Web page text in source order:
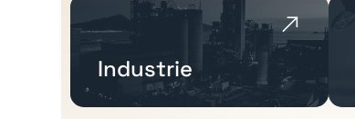
Industrie